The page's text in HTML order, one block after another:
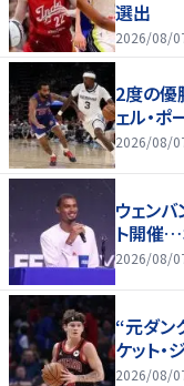
選出
2026/08/
2度の優
ェル・
2026/08/
ウェン
ト開催…
2026/08/
“元ダン
ケット
2026/08/